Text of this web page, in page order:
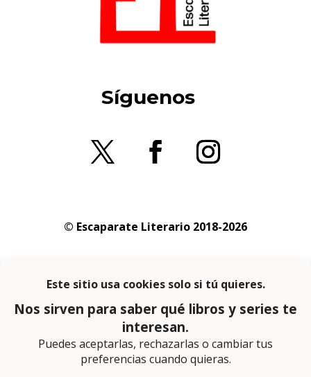
Síguenos
© Escaparate Literario 2018-2026
privacidad
En calidad de afiliado de Amazon obtengo
ingresos por las compras adscritas que